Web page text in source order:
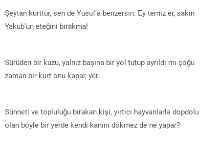
Şeytan kurttur, sen de Yusuf’a benzersin. Ey temiz er, sakın
Yakub’un eteğini bırakma!
Sürüden bir kuzu, yalnız başına bir yol tutup ayrıldı mı çoğu
zaman bir kurt onu kapar, yer.
Sünneti ve topluluğu bırakan kişi, yırtıcı hayvanlarla dopdolu
olan böyle bir yerde kendi kanını dökmez de ne yapar?